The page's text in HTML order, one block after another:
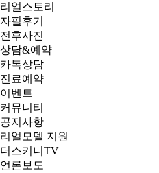
리얼스토리
자필후기
전후사진
상담&예약
카톡상담
진료예약
이벤트
커뮤니티
공지사항
리얼모델 지원
더스키니TV
언론보도